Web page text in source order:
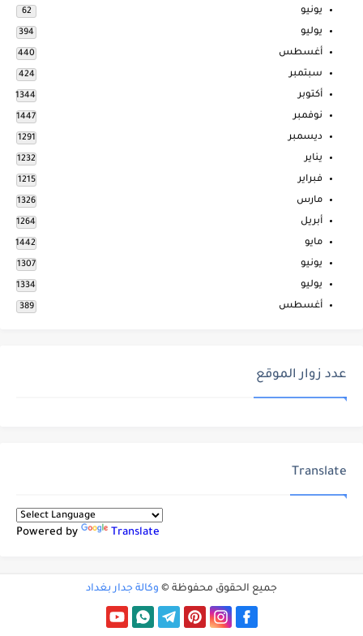
يونيو 62
يوليو 394
أغسطس 440
سبتمبر 424
أكتوبر 1344
نوفمبر 1447
ديسمبر 1291
يناير 1232
فبراير 1215
مارس 1326
أبريل 1264
مايو 1442
يونيو 1307
يوليو 1334
أغسطس 389
عدد زوار الموقع
Translate
Powered by Translate
جميع الحقوق محفوظة © وكالة جدار بغداد